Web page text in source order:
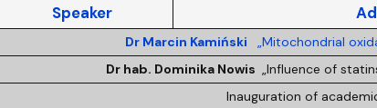
Speaker
Dr Marcin Kamiński „Mitochondrial
Dr hab. Dominika Nowis
„Influence of
Inauguration of